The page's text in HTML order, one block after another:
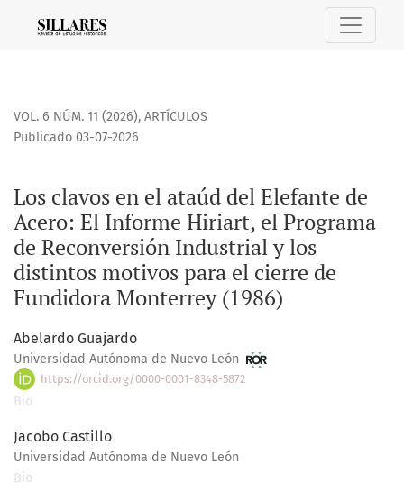
Los clavos en el ataúd del Elefante de Acero: El Informe
VOL. 6 NÚM. 11 (2026), ARTÍCULOS
Los clavos en el ataúd del Elefante de
Acero: El Informe Hiriart, el Programa
de Reconversión Industrial y los
distintos motivos para el cierre de
Fundidora Monterrey (1986)
Publicado 03-07-2026
Abelardo Guajardo
Universidad Autónoma de Nuevo León
https://orcid.org/0000-0001-8348-5872
Bio
Jacobo Castillo
Universidad Autónoma de Nuevo León
Bio